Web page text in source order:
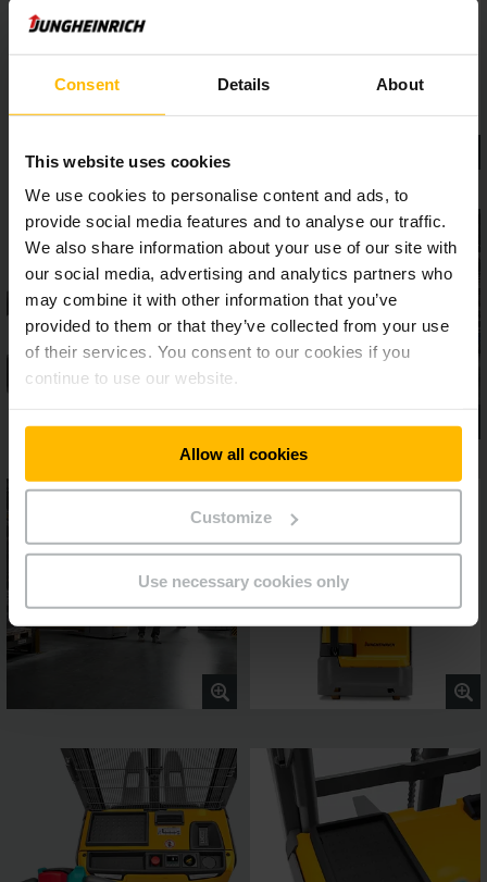
Consent Details About
This website uses cookies
We use cookies to personalise content and ads, to
provide social media features and to analyse our traffic.
We also share information about your use of our site with
our social media, advertising and analytics partners who
may combine it with other information that you’ve
provided to them or that they’ve collected from your use
of their services. You consent to our cookies if you
continue to use our website.
Allow all cookies
Customize
Use necessary cookies only